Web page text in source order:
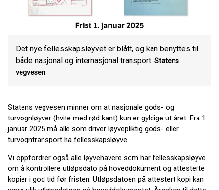
Det nye fellesskapsløyvet er blått, og kan benyttes til
både nasjonal og internasjonal transport. Statens
vegvesen
Statens vegvesen minner om at nasjonale gods- og
turvognløyver (hvite med rød kant) kun er gyldige ut året. Fra 1.
januar 2025 må alle som driver løyvepliktig gods- eller
turvogntransport ha fellesskapsløyve.
Vi oppfordrer også alle løyvehavere som har fellesskapsløyve
om å kontrollere utløpsdato på hoveddokument og attesterte
kopier i god tid før fristen. Utløpsdatoen på attestert kopi kan